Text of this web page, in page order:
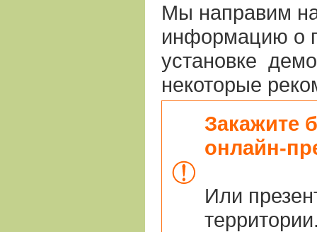
Мы направим
информацию о
установке
некоторые
Закажите
онлайн-
Или